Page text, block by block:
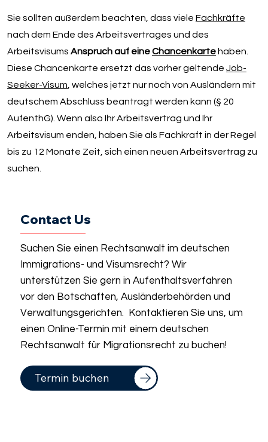
Contact Us
Suchen Sie einen Rechtsanwalt im deutschen
Immigrations- und Visumsrecht? Wir
unterstützen Sie gern in Aufenthaltsverfahren
vor den Botschaften, Ausländerbehörden und
Verwaltungsgerichten. Kontaktieren Sie uns, um
einen Online-Termin mit einem deutschen
Rechtsanwalt für Migrationsrecht zu buchen!
Termin buchen
Sie sollten außerdem beachten, dass viele Fachkräfte
nach dem Ende des Arbeitsvertrages und des
Arbeitsvisums Anspruch auf eineChancenkartehaben.
Diese Chancenkarte ersetzt das vorher geltende Job-
Seeker-Visum , welches jetzt nur noch von Ausländern mit
deutschem Abschluss beantragt werden kann (§ 20
AufenthG). Wenn also Ihr Arbeitsvertrag und Ihr
Arbeitsvisum enden, haben Sie als Fachkraft in der Regel
bis zu 12 Monate Zeit, sich einen neuen Arbeitsvertrag zu
suchen.